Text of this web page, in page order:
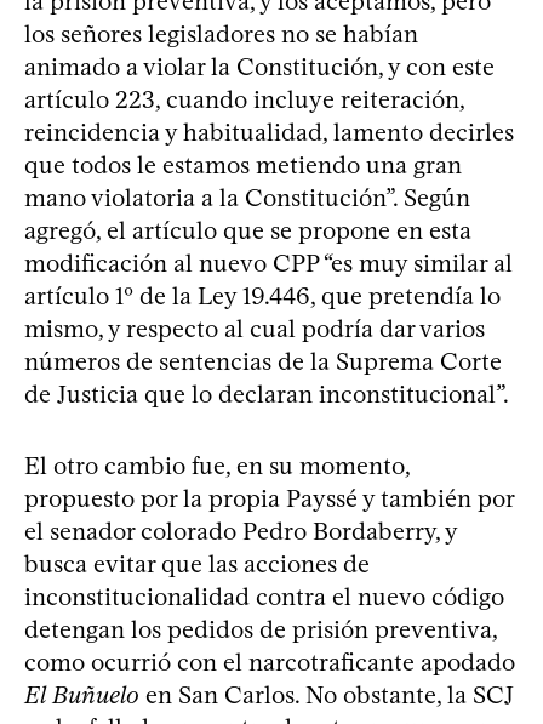
los señores legisladores no se habían
animado a violar la Constitución, y con este
artículo 223, cuando incluye reiteración,
reincidencia y habitualidad, lamento decirles
que todos le estamos metiendo una gran
mano violatoria a la Constitución”. Según
agregó, el artículo que se propone en esta
modificación al nuevo CPP “es muy similar al
artículo 1º de la Ley 19.446, que pretendía lo
mismo, y respecto al cual podría dar varios
números de sentencias de la Suprema Corte
de Justicia que lo declaran inconstitucional”.
El otro cambio fue, en su momento,
propuesto por la propia Payssé y también por
el senador colorado Pedro Bordaberry, y
busca evitar que las acciones de
inconstitucionalidad contra el nuevo código
detengan los pedidos de prisión preventiva,
como ocurrió con el narcotraficante apodado
El Buñuelo en San Carlos. No obstante, la SCJ